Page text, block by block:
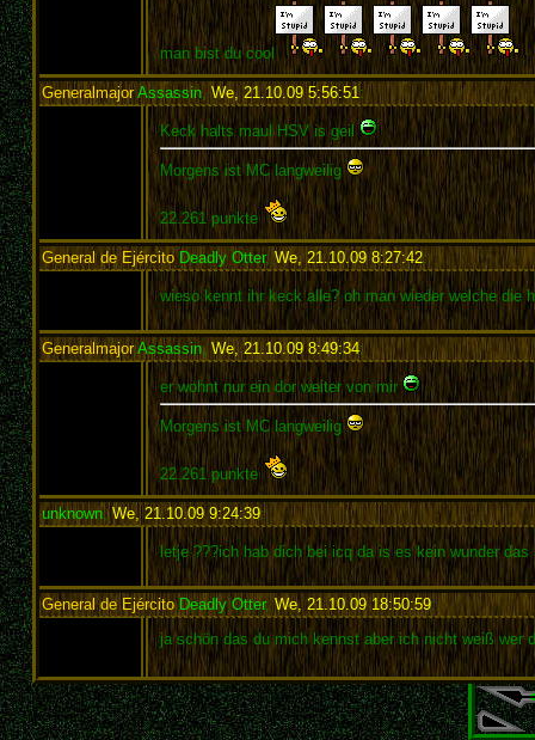
man bist du cool
GeneralmajorAssassin, We, 21.10.09 5:56:51 :
Keck halts maul HSV is geil
Morgens ist MC langweilig
22.261 punkte
General de EjércitoDeadly Otter, We, 21.10.09 8:27:42:
wieso kennt ihr keck alle? oh man wieder welche die
GeneralmajorAssassin, We, 21.10.09 8:49:34:
er wohnt nur ein dor weiter von mir
Morgens ist MC langweilig
22.261 punkte
unknown,We, 21.10.09 9:24:39:
letje ???ich hab dich bei icq da is es kein wunder
General de EjércitoDeadly Otter,We, 21.10.09 18:50:59:
ja schön das du mich kennst aber ich nicht weiß wer